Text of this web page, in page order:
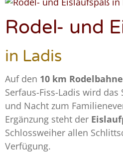
Rodel- und
in Ladis
Auf den 10 km
Serfaus-Fiss-Ladis wird
und Nacht zum
Ergänzung steht der
Schlossweiher allen
Verfügung.